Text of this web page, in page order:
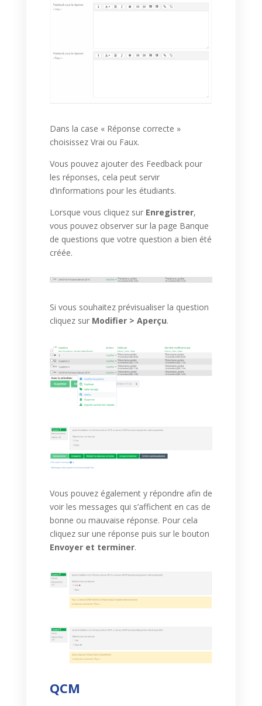
Dans la case « Réponse correcte »
choisissez Vrai ou Faux.
Vous pouvez ajouter des Feedback pour
les réponses, cela peut servir
d’informations pour les étudiants.
Lorsque vous cliquez sur Enregistrer,
vous pouvez observer sur la page Banque
de questions que votre question a bien été
créée.
Si vous souhaitez prévisualiser la question
cliquez sur Modifier > Aperçu.
Vous pouvez également y répondre afin de
voir les messages qui s’affichent en cas de
bonne ou mauvaise réponse. Pour cela
cliquez sur une réponse puis sur le bouton
Envoyer et terminer.
QCM